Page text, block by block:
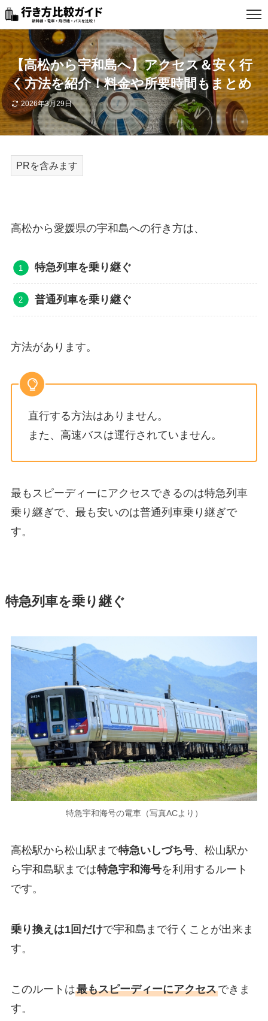
お問い合わせ
サイト情報
アフィリエイトについて
スタッフ採用
【高松から宇和島へ】アクセス＆安く行
く方法を紹介！料金や所要時間もまとめ
2026年3月29日
高松から愛媛県の宇和島への行き方は、
特急列車を乗り継ぐ
普通列車を乗り継ぐ
方法があります。
直行する方法はありません。
また、高速バスは運行されていません。
最もスピーディーにアクセスできるのは特急列車
乗り継ぎで、最も安いのは普通列車乗り継ぎで
す。
特急列車を乗り継ぐ
特急宇和海号の電車（写真ACより）
高松駅から松山駅まで特急いしづち号、松山駅か
ら宇和島駅までは特急宇和海号を利用するルート
です。
乗り換えは1回だけで宇和島まで行くことが出来ま
す。
このルートは最もスピーディーにアクセスできま
す。